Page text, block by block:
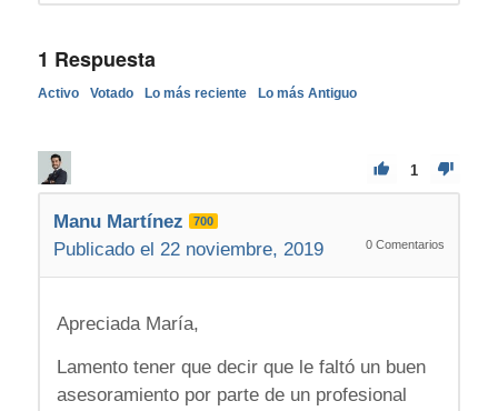
1 Respuesta
Activo Votado Lo más reciente Lo más Antiguo
1
Manu Martínez 700
Publicado el 22 noviembre, 2019 0 Comentarios
Apreciada María,
Lamento tener que decir que le faltó un buen
asesoramiento por parte de un profesional